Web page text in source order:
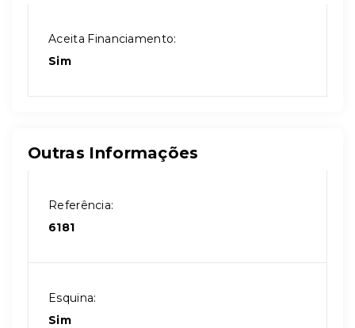
Aceita Financiamento:
Sim
Outras Informações
Referência:
6181
Esquina:
Sim